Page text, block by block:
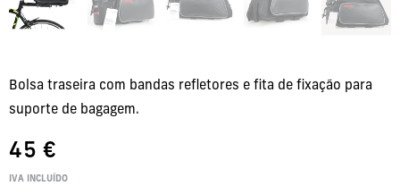
Bolsa traseira com bandas refletores e fita de fixação para
suporte de bagagem.
45 €
IVA INCLUÍDO